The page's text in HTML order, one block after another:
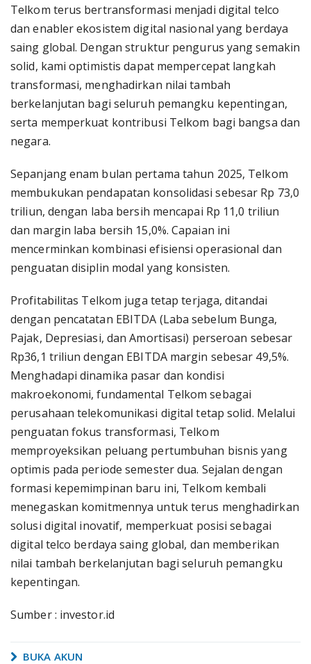
Telkom terus bertransformasi menjadi digital telco
dan enabler ekosistem digital nasional yang berdaya
saing global. Dengan struktur pengurus yang semakin
solid, kami optimistis dapat mempercepat langkah
transformasi, menghadirkan nilai tambah
berkelanjutan bagi seluruh pemangku kepentingan,
serta memperkuat kontribusi Telkom bagi bangsa dan
negara.
Sepanjang enam bulan pertama tahun 2025, Telkom
membukukan pendapatan konsolidasi sebesar Rp 73,0
triliun, dengan laba bersih mencapai Rp 11,0 triliun
dan margin laba bersih 15,0%. Capaian ini
mencerminkan kombinasi efisiensi operasional dan
penguatan disiplin modal yang konsisten.
Profitabilitas Telkom juga tetap terjaga, ditandai
dengan pencatatan EBITDA (Laba sebelum Bunga,
Pajak, Depresiasi, dan Amortisasi) perseroan sebesar
Rp36,1 triliun dengan EBITDA margin sebesar 49,5%.
Menghadapi dinamika pasar dan kondisi
makroekonomi, fundamental Telkom sebagai
perusahaan telekomunikasi digital tetap solid. Melalui
penguatan fokus transformasi, Telkom
memproyeksikan peluang pertumbuhan bisnis yang
optimis pada periode semester dua. Sejalan dengan
formasi kepemimpinan baru ini, Telkom kembali
menegaskan komitmennya untuk terus menghadirkan
solusi digital inovatif, memperkuat posisi sebagai
digital telco berdaya saing global, dan memberikan
nilai tambah berkelanjutan bagi seluruh pemangku
kepentingan.
Sumber : investor.id
BUKA AKUN